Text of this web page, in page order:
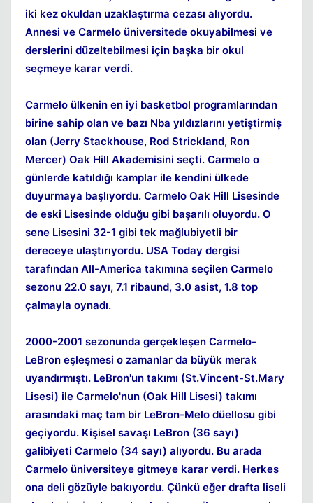
iki kez okuldan uzaklaştırma cezası alıyordu.
Annesi ve Carmelo üniversitede okuyabilmesi ve
derslerini düzeltebilmesi için başka bir okul
seçmeye karar verdi.
Carmelo ülkenin en iyi basketbol programlarından
birine sahip olan ve bazı Nba yıldızlarını yetiştirmiş
olan (Jerry Stackhouse, Rod Strickland, Ron
Mercer) Oak Hill Akademisini seçti. Carmelo o
günlerde katıldığı kamplar ile kendini ülkede
duyurmaya başlıyordu. Carmelo Oak Hill Lisesinde
de eski Lisesinde olduğu gibi başarılı oluyordu. O
sene Lisesini 32-1 gibi tek mağlubiyetli bir
dereceye ulaştırıyordu. USA Today dergisi
tarafından All-America takımına seçilen Carmelo
sezonu 22.0 sayı, 7.1 ribaund, 3.0 asist, 1.8 top
çalmayla oynadı.
2000-2001 sezonunda gerçekleşen Carmelo-
LeBron eşleşmesi o zamanlar da büyük merak
uyandırmıştı. LeBron'un takımı (St.Vincent-St.Mary
Lisesi) ile Carmelo'nun (Oak Hill Lisesi) takımı
arasındaki maç tam bir LeBron-Melo düellosu gibi
geçiyordu. Kişisel savaşı LeBron (36 sayı)
galibiyeti Carmelo (34 sayı) alıyordu. Bu arada
Carmelo üniversiteye gitmeye karar verdi. Herkes
ona deli gözüyle bakıyordu. Çünkü eğer drafta liseli